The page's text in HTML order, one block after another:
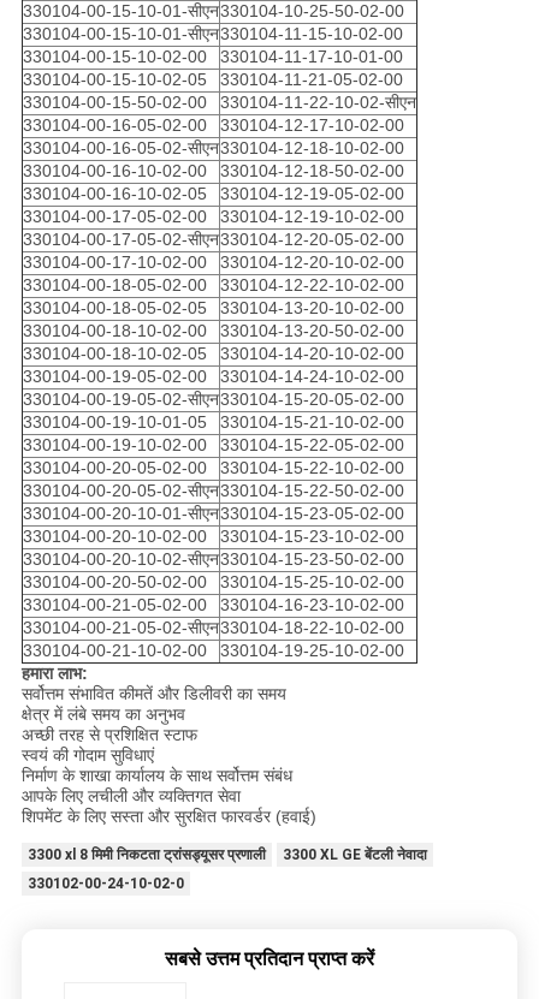
330104-00-15-10-01-सीएन330104-10-25-50-02-00
330104-00-15-10-01-सीएन330104-11-15-10-02-00
330104-00-15-10-02-00
330104-11-17-10-01-00
330104-00-15-10-02-05
330104-11-21-05-02-00
330104-00-15-50-02-00
330104-11-22-10-02-सीएन
330104-00-16-05-02-00
330104-12-17-10-02-00
330104-00-16-05-02-सीएन330104-12-18-10-02-00
330104-00-16-10-02-00
330104-12-18-50-02-00
330104-00-16-10-02-05
330104-12-19-05-02-00
330104-00-17-05-02-00
330104-12-19-10-02-00
330104-00-17-05-02-सीएन330104-12-20-05-02-00
330104-00-17-10-02-00
330104-12-20-10-02-00
330104-00-18-05-02-00
330104-12-22-10-02-00
330104-00-18-05-02-05
330104-13-20-10-02-00
330104-00-18-10-02-00
330104-13-20-50-02-00
330104-00-18-10-02-05
330104-14-20-10-02-00
330104-00-19-05-02-00
330104-14-24-10-02-00
330104-00-19-05-02-सीएन330104-15-20-05-02-00
330104-00-19-10-01-05
330104-15-21-10-02-00
330104-00-19-10-02-00
330104-15-22-05-02-00
330104-00-20-05-02-00
330104-15-22-10-02-00
330104-00-20-05-02-सीएन330104-15-22-50-02-00
330104-00-20-10-01-सीएन330104-15-23-05-02-00
330104-00-20-10-02-00
330104-15-23-10-02-00
330104-00-20-10-02-सीएन330104-15-23-50-02-00
330104-00-20-50-02-00
330104-15-25-10-02-00
330104-00-21-05-02-00
330104-16-23-10-02-00
330104-00-21-05-02-सीएन330104-18-22-10-02-00
330104-00-21-10-02-00
330104-19-25-10-02-00
हमारा लाभ:
सर्वोत्तम संभावित कीमतें और डिलीवरी का समय
क्षेत्र में लंबे समय का अनुभव
अच्छी तरह से प्रशिक्षित स्टाफ
स्वयं की गोदाम सुविधाएं
निर्माण के शाखा कार्यालय के साथ सर्वोत्तम संबंध
आपके लिए लचीली और व्यक्तिगत सेवा
शिपमेंट के लिए सस्ता और सुरक्षित फारवर्डर (हवाई)
3300 xl 8 मिमी निकटता ट्रांसड्यूसर प्रणाली
3300 XL GE बेंटली नेवादा
330102-00-24-10-02-0
सबसे उत्तम प्रतिदान प्राप्त करें